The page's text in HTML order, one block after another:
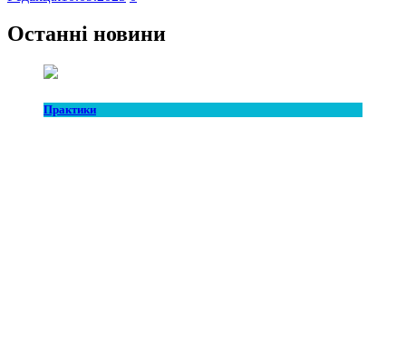
Останні новини
Практики